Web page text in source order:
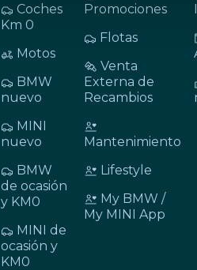
Coches
Km 0
Motos
BMW
nuevo
MINI
nuevo
BMW
de ocasión
y KM0
MINI de
ocasión y
KM0
Promociones
Flotas
Venta
Externa de
Recambios
Mantenimiento
Lifestyle
My BMW /
My MINI App